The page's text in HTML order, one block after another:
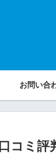
お問い合
コミ評